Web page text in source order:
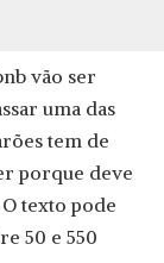
vão ser
uma das
tem de
porque deve
texto pode
50 e 550